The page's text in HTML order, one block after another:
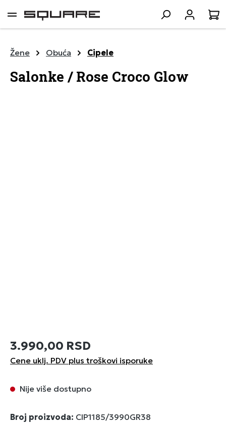
sadržaj
Žene Obuća Cipele
Salonke / Rose Croco Glow
3.990,00 RSD
Cene uklj. PDV plus troškovi isporuke
Nije više dostupno
Broj proizvoda: CIP1185/3990GR38